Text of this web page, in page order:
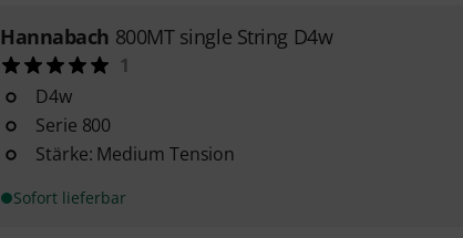
Hannabach 800MT single String D4w
1
D4w
Serie 800
Stärke: Medium Tension
Sofort lieferbar